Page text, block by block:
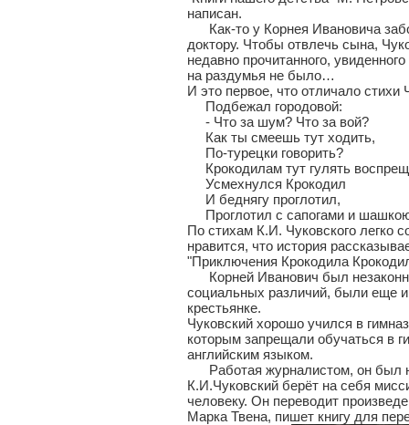
написан.
Как-то у Корнея Ивановича
доктору. Чтобы отвлечь сына,
недавно прочитанного,
на раздумья не было…
И это первое, что отличало стихи
Подбежал городовой:
- Что за шум? Что за вой?
Как ты смеешь тут ходить,
По-турецки говорить?
Крокодилам тут гулять
Усмехнулся Крокодил
И беднягу проглотил,
Проглотил с сапогами и
По стихам К.И. Чуковского легко
нравится, что история
"Приключения Крокодила
Корней Иванович был
социальных различий, были еще и
крестьянке.
Чуковский хорошо учился в
которым запрещали обучаться в
английским языком.
Работая журналистом, он был
К.И.Чуковский берёт на себя
человеку. Он переводит
Марка Твена, пишет книгу для